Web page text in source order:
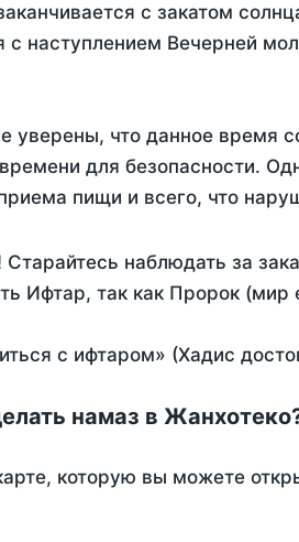
с закатом
наступлением Вечерней
что данное время
для безопасности.
пищи и всего, что
наблюдать за
Ифтар, так как Пророк (мир
с ифтаром» (Хадис
намаз в
которую вы можете